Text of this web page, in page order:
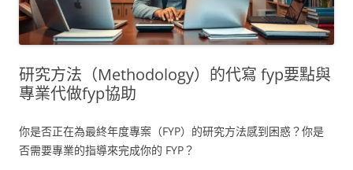
研究方法（Methodology）的代寫 fyp要點與
專業代做fyp協助
你是否正在為最終年度專案（FYP）的研究方法感到困惑？你是
否需要專業的指導來完成你的 FYP？